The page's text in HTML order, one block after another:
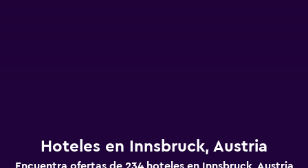
Hoteles en Innsbruck, Austria